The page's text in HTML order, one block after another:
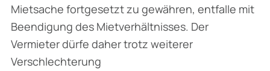
Mietsache fortgesetzt zu gewähren, entfalle mit
Beendigung des Mietverhältnisses. Der
Vermieter dürfe daher trotz weiterer
Verschlechterung